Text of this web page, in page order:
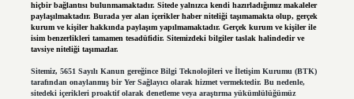
hiçbir bağlantısı bulunmamaktadır. Sitede yalnızca kendi hazırladığımız makaleler
paylaşılmaktadır. Burada yer alan içerikler haber niteliği taşımamakta olup, gerçek
kurum ve kişiler hakkında paylaşım yapılmamaktadır. Gerçek kurum ve kişiler ile
isim benzerlikleri tamamen tesadüfidir. Sitemizdeki bilgiler taslak halindedir ve
tavsiye niteliği taşımazlar.
Sitemiz, 5651 Sayılı Kanun gereğince Bilgi Teknolojileri ve İletişim Kurumu (BTK)
tarafından onaylanmış bir Yer Sağlayıcı olarak hizmet vermektedir. Bu nedenle,
sitedeki içerikleri proaktif olarak denetleme veya araştırma yükümlülüğümüz